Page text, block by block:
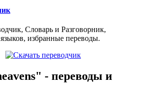
Словарь и Разговорник,
избранные переводы.
- переводы и